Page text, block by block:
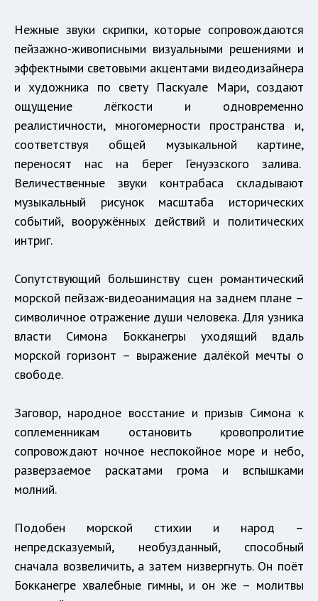
Нежные звуки скрипки, которые сопровождаются
пейзажно-живописными визуальными решениями и
эффектными световыми акцентами видеодизайнера
и художника по свету Паскуале Мари, создают
ощущение лёгкости и одновременно
реалистичности, многомерности пространства и,
соответствуя общей музыкальной картине,
переносят нас на берег Генуэзского залива.
Величественные звуки контрабаса складывают
музыкальный рисунок масштаба исторических
событий, вооружённых действий и политических
интриг.
Сопутствующий большинству сцен романтический
морской пейзаж-видеоанимация на заднем плане –
символичное отражение души человека. Для узника
власти Симона Бокканегры уходящий вдаль
морской горизонт – выражение далёкой мечты о
свободе.
Заговор, народное восстание и призыв Симона к
соплеменникам остановить кровопролитие
сопровождают ночное неспокойное море и небо,
разверзаемое раскатами грома и вспышками
молний.
Подобен морской стихии и народ –
непредсказуемый, необузданный, способный
сначала возвеличить, а затем низвергнуть. Он поёт
Бокканегре хвалебные гимны, и он же – молитвы